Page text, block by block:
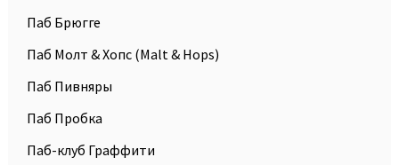
Паб Брюгге
Паб Молт & Хопс (Malt & Hops)
Паб Пивняры
Паб Пробка
Паб-клуб Граффити